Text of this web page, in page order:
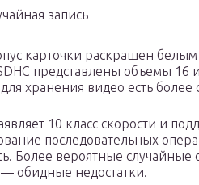
запись
карточки раскрашен
представлены объемы 16
хранения видео есть более
10 класс скорости и
последовательных
Более вероятные
обидные недостатки.